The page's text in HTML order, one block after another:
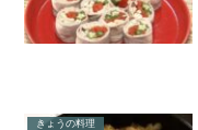
きょうの料理